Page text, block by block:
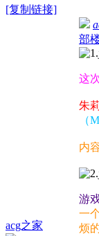
[复制链接]
acg之家
部
这
朱
（
内
游
一
烦